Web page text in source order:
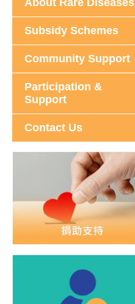
About Rare Diseases
Subsidy Schemes
Community Support
Participation &
Support
Contact Us